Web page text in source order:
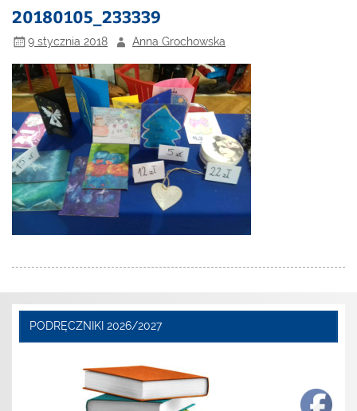
20180105_233339
9 stycznia 2018 Anna Grochowska
PODRĘCZNIKI 2026/2027